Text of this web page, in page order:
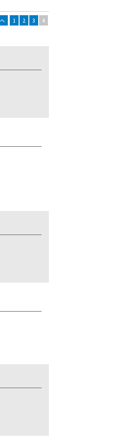
1 2 3 4